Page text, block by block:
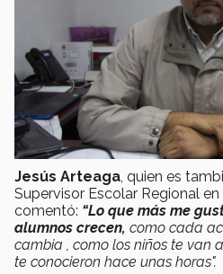
Jesús Arteaga , quien es
Supervisor Escolar Regional
comentó: “Lo que más me
alumnos crecen, como cada
cambia , como los niños te van
te conocieron hace unas horas".